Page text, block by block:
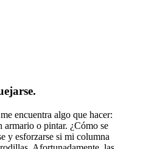
encuentra algo que hacer:
o pintar. ¿Cómo se
y esforzarse si mi columna